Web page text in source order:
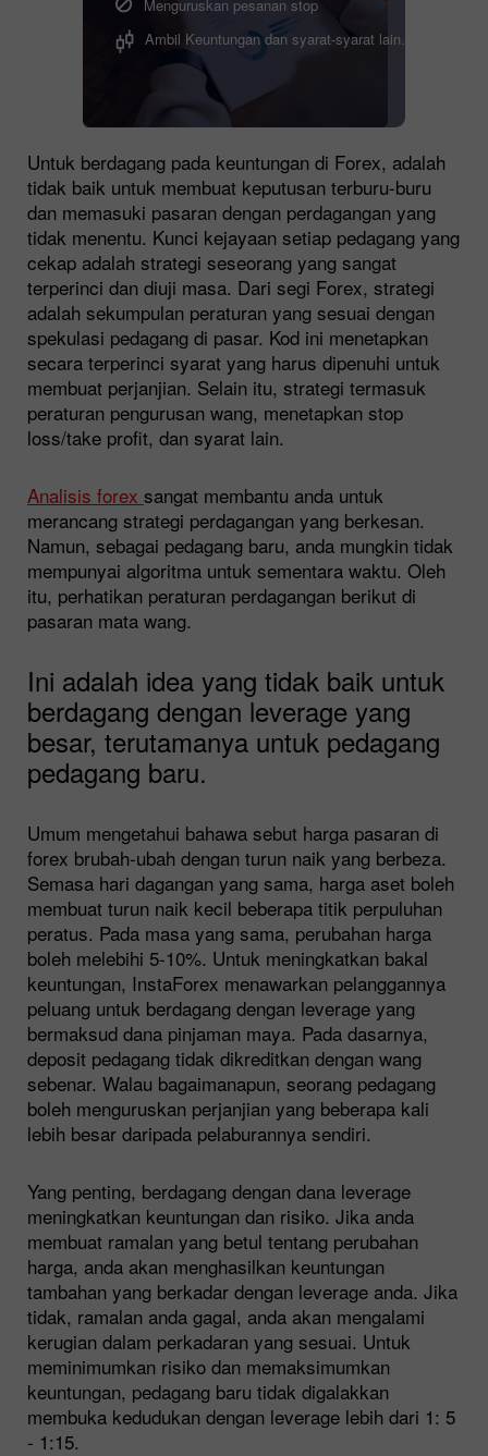
Menguruskan pesanan stop
Ambil Keuntungan dan syarat-syarat lain.
Untuk berdagang pada keuntungan di Forex, adalah
tidak baik untuk membuat keputusan terburu-buru
dan memasuki pasaran dengan perdagangan yang
tidak menentu. Kunci kejayaan setiap pedagang yang
cekap adalah strategi seseorang yang sangat
terperinci dan diuji masa. Dari segi Forex, strategi
adalah sekumpulan peraturan yang sesuai dengan
spekulasi pedagang di pasar. Kod ini menetapkan
secara terperinci syarat yang harus dipenuhi untuk
membuat perjanjian. Selain itu, strategi termasuk
peraturan pengurusan wang, menetapkan stop
loss/take profit, dan syarat lain.
Analisis forex sangat membantu anda untuk
merancang strategi perdagangan yang berkesan.
Namun, sebagai pedagang baru, anda mungkin tidak
mempunyai algoritma untuk sementara waktu. Oleh
itu, perhatikan peraturan perdagangan berikut di
pasaran mata wang.
Ini adalah idea yang tidak baik untuk
berdagang dengan leverage yang
besar, terutamanya untuk pedagang
pedagang baru.
Umum mengetahui bahawa sebut harga pasaran di
forex brubah-ubah dengan turun naik yang berbeza.
Semasa hari dagangan yang sama, harga aset boleh
membuat turun naik kecil beberapa titik perpuluhan
peratus. Pada masa yang sama, perubahan harga
boleh melebihi 5-10%. Untuk meningkatkan bakal
keuntungan, InstaForex menawarkan pelanggannya
peluang untuk berdagang dengan leverage yang
bermaksud dana pinjaman maya. Pada dasarnya,
deposit pedagang tidak dikreditkan dengan wang
sebenar. Walau bagaimanapun, seorang pedagang
boleh menguruskan perjanjian yang beberapa kali
lebih besar daripada pelaburannya sendiri.
Yang penting, berdagang dengan dana leverage
meningkatkan keuntungan dan risiko. Jika anda
membuat ramalan yang betul tentang perubahan
harga, anda akan menghasilkan keuntungan
tambahan yang berkadar dengan leverage anda. Jika
tidak, ramalan anda gagal, anda akan mengalami
kerugian dalam perkadaran yang sesuai. Untuk
meminimumkan risiko dan memaksimumkan
keuntungan, pedagang baru tidak digalakkan
membuka kedudukan dengan leverage lebih dari 1: 5
- 1:15.